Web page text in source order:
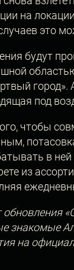
на
это
будут
город».
под
чтобы
в
из
обновления
знакомые
на